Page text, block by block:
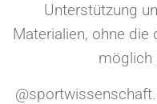
Unterstützung
Materialien, ohne
möglich